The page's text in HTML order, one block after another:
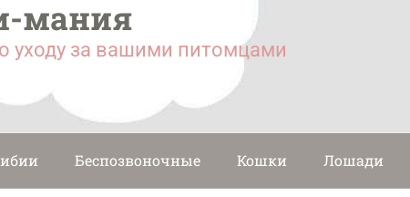
мания
уходу за вашими питомцами
Беспозвоночные Кошки Лошади